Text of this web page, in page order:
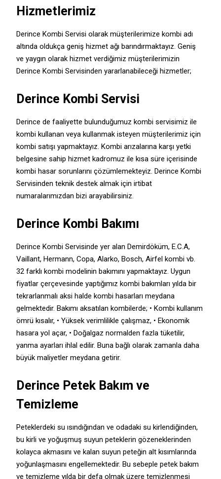
Hizmetlerimiz
Derince Kombi Servisi olarak müşterilerimize kombi adı
altında oldukça geniş hizmet ağı barındırmaktayız. Geniş
ve yaygın olarak hizmet verdiğimiz müşterilerimizin
Derince Kombi Servisinden yararlanabileceği hizmetler;
Derince Kombi Servisi
Derince de faaliyette bulunduğumuz kombi servisimiz ile
kombi kullanan veya kullanmak isteyen müşterilerimiz için
kombi satışı yapmaktayız. Kombi arızalarına karşı yetki
belgesine sahip hizmet kadromuz ile kısa süre içerisinde
kombi hasar sorunlarını çözümlemekteyiz. Derince Kombi
Servisinden teknik destek almak için irtibat
numaralarımızdan bizi arayabilirsiniz.
Derince Kombi Bakımı
Derince Kombi Servisinde yer alan Demirdöküm, E.C.A,
Vaillant, Hermann, Copa, Alarko, Bosch, Airfel kombi vb.
32 farklı kombi modelinin bakımını yapmaktayız. Uygun
fiyatlar çerçevesinde yaptığımız kombi bakımları yılda bir
tekrarlanmalı aksi halde kombi hasarları meydana
gelmektedir. Bakımı aksatılan kombilerde; • Kombi kullanım
ömrü kısalır, • Yüksek verimlilikle çalışmaz, • Ekonomik
hasara yol açar, • Doğalgaz normalden fazla tüketilir,
yanma ayarları ihlal edilir. Buna bağlı olarak zamanla daha
büyük maliyetler meydana getirir.
Derince Petek Bakım ve
Temizleme
Peteklerdeki su ısındığından ve odadaki su kirlendiğinden,
bu kirli ve yoğuşmuş suyun peteklerin gözeneklerinden
kolayca akmasını ve kalan suyun peteğin alt kısımlarında
yoğunlaşmasını engellemektedir. Bu sebeple petek bakım
ve temizleme yılda bir defa olmak üzere temizlenmesi